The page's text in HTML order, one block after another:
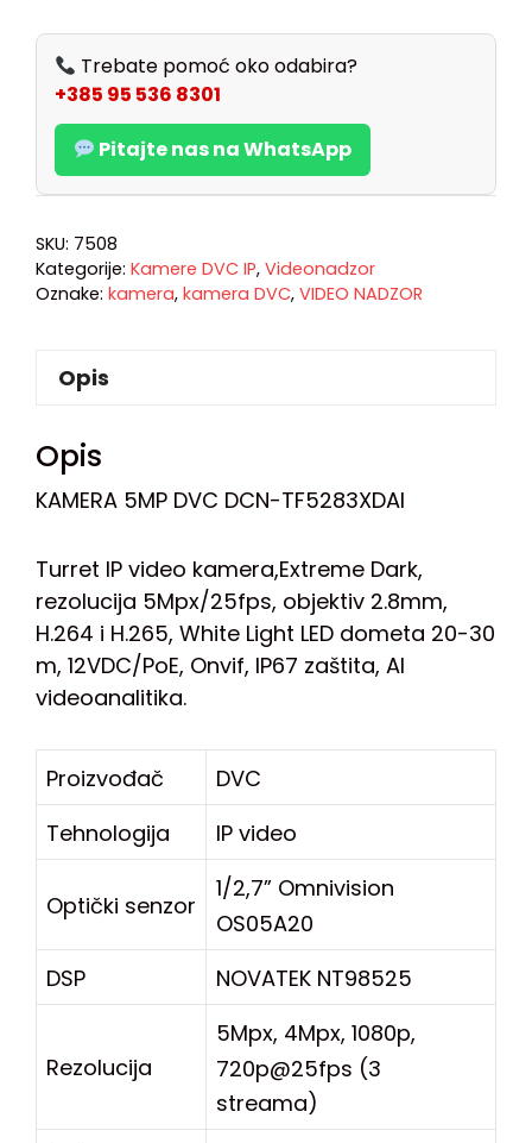
Trebate pomoć oko odabira?
+385 95 536 8301
Pitajte nas na WhatsApp
SKU: 7508
Kategorije: Kamere DVC IP, Videonadzor
Oznake: kamera, kamera DVC, VIDEO NADZOR
Opis
Opis
KAMERA 5MP DVC DCN-TF5283XDAI
Turret IP video kamera,Extreme Dark,
rezolucija 5Mpx/25fps, objektiv 2.8mm,
H.264 i H.265, White Light LED dometa 20-30
m, 12VDC/PoE, Onvif, IP67 zaštita, AI
videoanalitika.
Proizvođač
DVC
Tehnologija
IP video
Optički senzor
1/2,7” Omnivision
OS05A20
DSP
NOVATEK NT98525
Rezolucija
5Mpx, 4Mpx, 1080p,
720p@25fps (3
streama)